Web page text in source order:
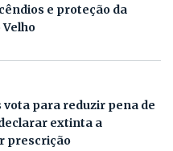
e proteção da
vota para reduzir pena de
extinta a
prescrição